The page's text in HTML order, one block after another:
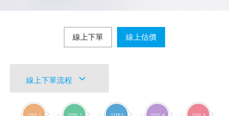
線上下單 線上估價
線上下單流程